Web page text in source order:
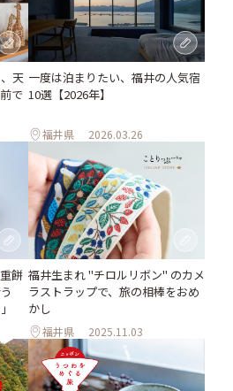
天
で
一度は泊まりたい、福井の人気宿
10選【2026年】
福井県 2026.03.26
餅 福井生まれ "チロルリボン" のカメ
ラストラップで、旅の相棒をおめ
かし
福井県 2025.11.03